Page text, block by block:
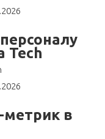
Tech
метрик в